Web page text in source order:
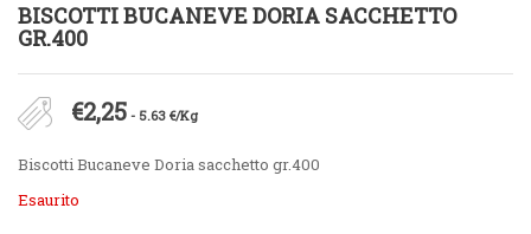
BISCOTTI BUCANEVE DORIA SACCHETTO
GR.400
€2,25 - 5.63 €/Kg
Biscotti Bucaneve Doria sacchetto gr.400
Esaurito